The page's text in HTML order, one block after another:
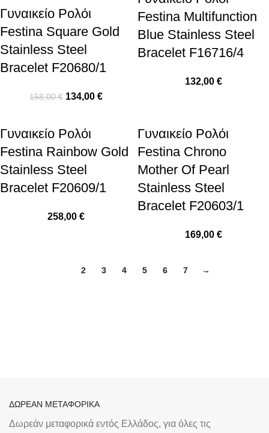
Γυναικείο Ρολόι
Festina Square Gold
Stainless Steel
Bracelet F20680/1
158,00€ 134,00 €
Festina Multifunction
Blue Stainless Steel
Bracelet F16716/4
132,00 €
Γυναικείο Ρολόι
Festina Rainbow Gold
Stainless Steel
Bracelet F20609/1
258,00 €
Γυναικείο Ρολόι
Festina Chrono
Mother Of Pearl
Stainless Steel
Bracelet F20603/1
169,00 €
2 3 4 5 6 7 →
ΔΩΡΕΑΝ ΜΕΤΑΦΟΡΙΚΑ
Δωρεάν μεταφορικά εντός Ελλάδος, για όλες τις